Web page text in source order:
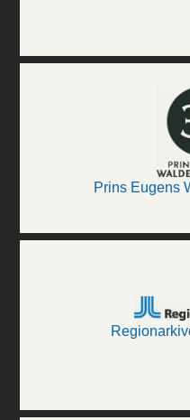
Prins Eugens